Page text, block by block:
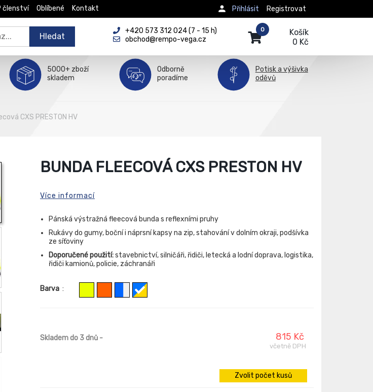
členství Oblíbené Kontakt Registrovat
Přihlásit
Hledat
+420 573 312 024 (7 - 15 h)
obchod@rempo-vega.cz
Košík
0 Kč
0
5000+ zboží
skladem
Odborně
poradíme
Potisk a výšivka
oděvů
CXS PRESTON HV
BUNDA FLEECOVÁ CXS PRESTON HV
Více informací
Pánská výstražná fleecová bunda s reflexními pruhy
Rukávy do gumy, boční i náprsní kapsy na zip, stahování v dolním okraji, podšívka
ze síťoviny
Doporučené použití:stavebnictví, silničáři, řidiči, letecká a lodní doprava, logistika,
řidiči kamionů, policie, záchranáři
Barva :
Skladem do 3 dnů - 815 Kč
včetně DPH
Zvolit počet kusů